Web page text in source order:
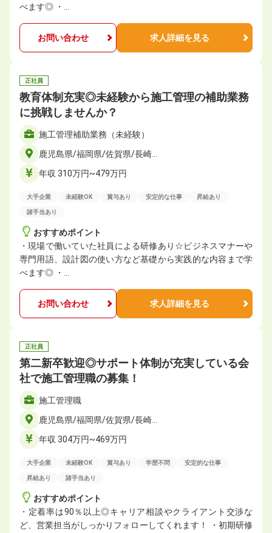
べます◎ ・…
お問い合わせ 求人詳細を見る
正社員
教育体制充実◎未経験から施工管理の補助業務
に挑戦しませんか？
施工管理補助業務（未経験）
鹿児島県/福岡県/佐賀県/長崎…
年収 310万円~479万円
大手企業 未経験OK 賞与あり 安定的な仕事 昇給あり
諸手当あり
おすすめポイント
・現場で働いていた社員による研修あり☆ビジネスマナーや
専門用語、設計図の使い方など基礎から実践的な内容まで学
べます◎ ・…
お問い合わせ 求人詳細を見る
正社員
第二新卒歓迎◎サポート体制が充実している会
社で施工管理職の募集！
施工管理職
鹿児島県/福岡県/佐賀県/長崎…
年収 304万円~469万円
大手企業 未経験OK 賞与あり 学歴不問 安定的な仕事
昇給あり 諸手当あり
おすすめポイント
・定着率は90％以上◎キャリア相談やクライアント交渉な
ど、営業担当がしっかりフォローしてくれます！ ・初期研修